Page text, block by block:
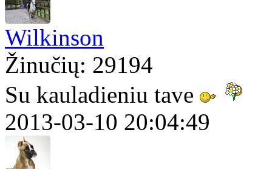
Wilkinson
Žinučių: 29194
Su kauladieniu tave
2013-03-10 20:04:49